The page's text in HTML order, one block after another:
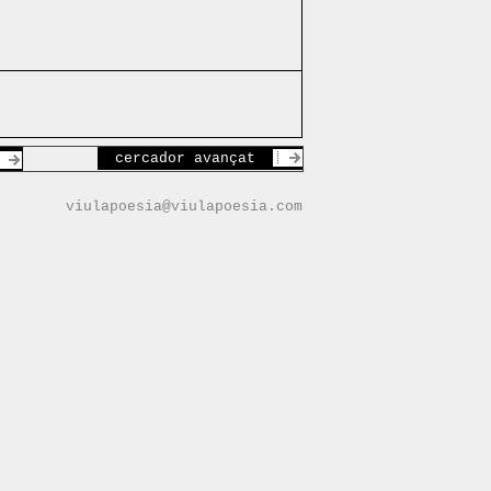
cercador avançat
viulapoesia@viulapoesia.com